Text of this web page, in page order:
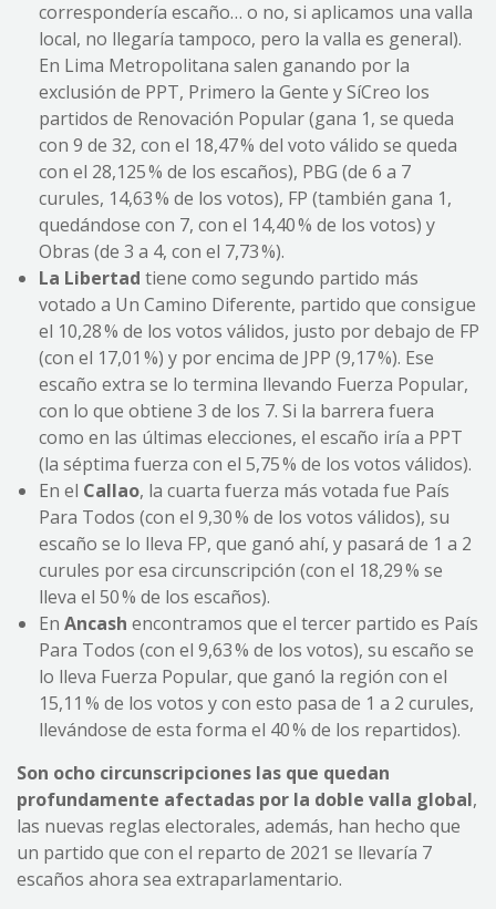
correspondería escaño… o no, si aplicamos una valla
local, no llegaría tampoco, pero la valla es general).
En Lima Metropolitana salen ganando por la
exclusión de PPT, Primero la Gente y SíCreo los
partidos de Renovación Popular (gana 1, se queda
con 9 de 32, con el 18,47 % del voto válido se queda
con el 28,125 % de los escaños), PBG (de 6 a 7
curules, 14,63 % de los votos), FP (también gana 1,
quedándose con 7, con el 14,40 % de los votos) y
Obras (de 3 a 4, con el 7,73 %).
La Libertad tiene como segundo partido más
votado a Un Camino Diferente, partido que consigue
el 10,28 % de los votos válidos, justo por debajo de FP
(con el 17,01 %) y por encima de JPP (9,17 %). Ese
escaño extra se lo termina llevando Fuerza Popular,
con lo que obtiene 3 de los 7. Si la barrera fuera
como en las últimas elecciones, el escaño iría a PPT
(la séptima fuerza con el 5,75 % de los votos válidos).
En el Callao, la cuarta fuerza más votada fue País
Para Todos (con el 9,30 % de los votos válidos), su
escaño se lo lleva FP, que ganó ahí, y pasará de 1 a 2
curules por esa circunscripción (con el 18,29 % se
lleva el 50 % de los escaños).
En Ancash encontramos que el tercer partido es País
Para Todos (con el 9,63 % de los votos), su escaño se
lo lleva Fuerza Popular, que ganó la región con el
15,11 % de los votos y con esto pasa de 1 a 2 curules,
llevándose de esta forma el 40 % de los repartidos).
Son ocho circunscripciones las que quedan
profundamente afectadas por la doble valla global,
las nuevas reglas electorales, además, han hecho que
un partido que con el reparto de 2021 se llevaría 7
escaños ahora sea extraparlamentario.